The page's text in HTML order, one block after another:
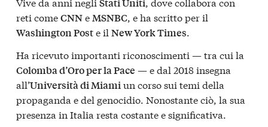
Stati Uniti
reti comeCNNeMSNBC, e ha scritto per il
Washington Poste il New York Times.
Ha ricevuto importanti riconoscimenti — tra cui la
Colomba d’Oro per la Pace — e dal 2018 insegna
all’Università di Miamiun corso sui temi della
propaganda e del genocidio. Nonostante ciò, la sua
presenza in Italia resta costante e significativa.